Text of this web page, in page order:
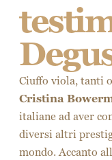
Ciuffo viola, tanti
Cristina
italiane ad aver
diversi altri
mondo. Accanto